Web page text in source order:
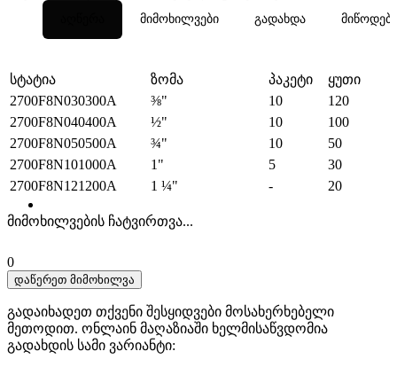
მიმოხილვები გადახდა მიწოდება
სტატია ზომა პაკეტი
ყუთი
2700F8N030300A
⅜" 10
120
2700F8N040400A
½" 10
100
2700F8N050500A
¾" 10
50
2700F8N101000A
1" 5
30
2700F8N121200A
1 ¼" - 20
მიმოხილვების ჩატვირთვა...
0
დაწერეთ მიმოხილვა
გადაიხადეთ თქვენი შესყიდვები მოსახერხებელი
მეთოდით. ​​ონლაინ მაღაზიაში ხელმისაწვდომია
გადახდის სამი ვარიანტი: